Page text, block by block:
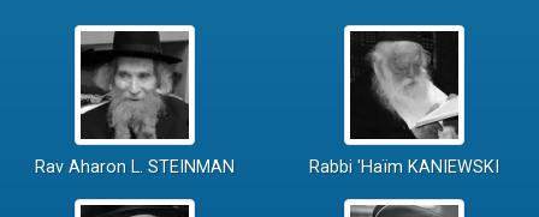
Rav Aharon L. STEINMAN Rabbi 'Haïm KANIEWSKI